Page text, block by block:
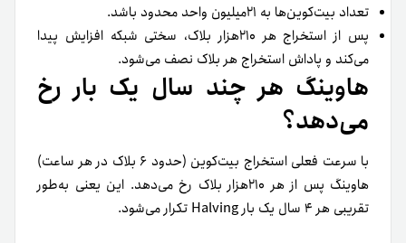
تعداد بیت‌کوین‌ها به ۲۱میلیون واحد محدود باشد.
پس از استخراج هر ۲۱۰هزار بلاک، سختی شبکه افزایش پیدا
می‌کند و پاداش استخراج هر بلاک نصف می‌شود.
هاوینگ هر چند سال یک بار رخ
می‌دهد؟
با سرعت فعلی استخراج بیت‌کوین (‌حدود ۶ بلاک در هر ساعت)
هاوینگ پس از هر ۲۱۰هزار بلاک رخ می‌دهد. این یعنی به‌طور
تقریبی هر ۴ سال یک بار
Halving تکرار می‌شود.